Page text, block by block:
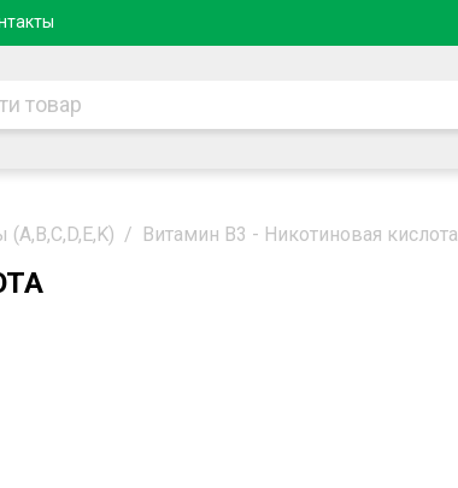
/ Витамин B3 - Никотиновая кислота